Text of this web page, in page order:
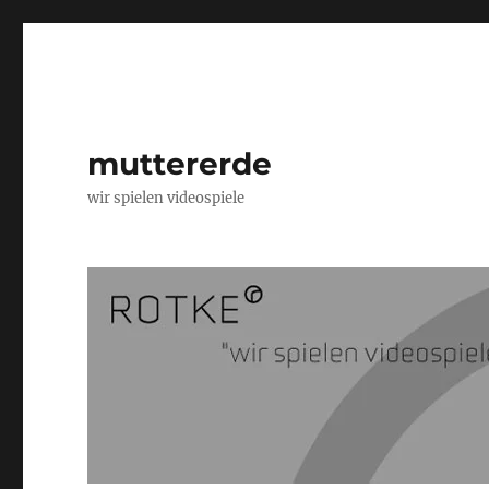
muttererde
wir spielen videospiele